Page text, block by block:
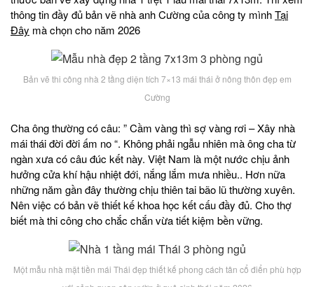
thông tin đầy đủ bản vẽ nhà anh Cường của công ty mìnhTại
Đây mà chọn cho năm 2026
Bản vẽ thi công nhà 2 tầng diện tích 7×13 mái thái ở nông thôn đẹp em
Cường
Cha ông thường có câu: ” Cầm vàng thì sợ vàng rơi – Xây nhà
mái thái đời đời ấm no “. Không phải ngẫu nhiên mà ông cha từ
ngàn xưa có câu đúc kết này. Việt Nam là một nước chịu ảnh
hưởng cửa khí hậu nhiệt đới, nắng lắm mưa nhiều.. Hơn nữa
những năm gần đây thường chịu thiên tai bão lũ thường xuyên.
Nên việc có bản vẽ thiết kế khoa học kết cấu đầy đủ. Cho thợ
biết mà thi công cho chắc chắn vừa tiết kiệm bền vững.
Một mẫu nhà mặt tiền mái Thái đẹp thiết kế phong cách tân cổ điển phù hợp